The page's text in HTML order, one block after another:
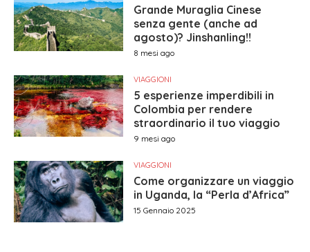
Grande Muraglia Cinese
senza gente (anche ad
agosto)? Jinshanling!!
8 mesi ago
VIAGGIONI
5 esperienze imperdibili in
Colombia per rendere
straordinario il tuo viaggio
9 mesi ago
VIAGGIONI
Come organizzare un viaggio
in Uganda, la “Perla d’Africa”
15 Gennaio 2025